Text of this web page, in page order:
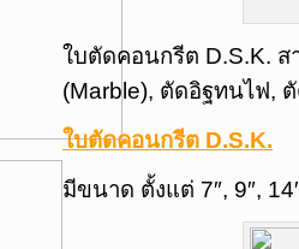
ใบตัดคอนกรีต D.S.K.
(Marble), ตัดอิฐทนไฟ,
ใบตัดคอนกรีต D.S.K.
มีขนาด ตั้งแต่ 7″, 9″,